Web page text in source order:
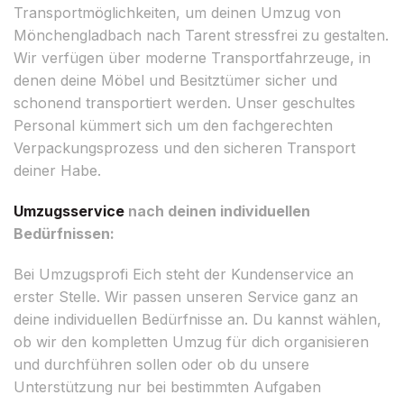
Transportmöglichkeiten, um deinen Umzug von
Mönchengladbach nach Tarent stressfrei zu gestalten.
Wir verfügen über moderne Transportfahrzeuge, in
denen deine Möbel und Besitztümer sicher und
schonend transportiert werden. Unser geschultes
Personal kümmert sich um den fachgerechten
Verpackungsprozess und den sicheren Transport
deiner Habe.
Umzugsservice nach deinen individuellen
Bedürfnissen:
Bei Umzugsprofi Eich steht der Kundenservice an
erster Stelle. Wir passen unseren Service ganz an
deine individuellen Bedürfnisse an. Du kannst wählen,
ob wir den kompletten Umzug für dich organisieren
und durchführen sollen oder ob du unsere
Unterstützung nur bei bestimmten Aufgaben